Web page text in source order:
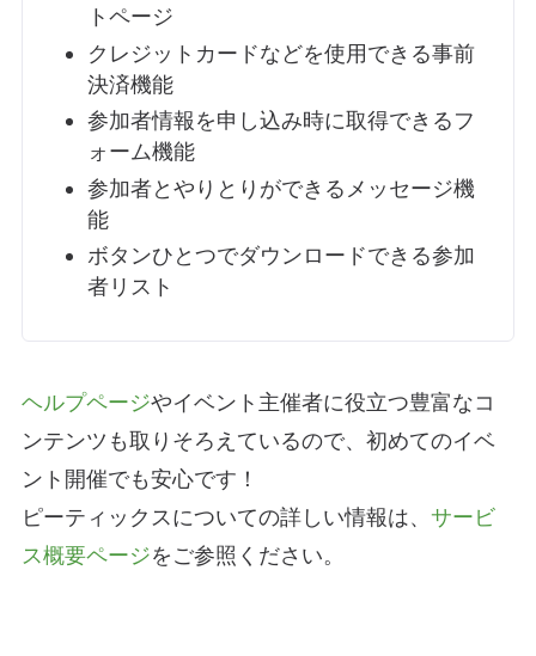
トページ
クレジットカードなどを使用できる事前
決済機能
参加者情報を申し込み時に取得できるフ
ォーム機能
参加者とやりとりができる メッセージ機
能
ボタンひとつでダウンロードできる参加
者リスト
ヘルプページやイベント主催者に役立つ豊富なコ
ンテンツも取りそろえているので、初めてのイベ
ント開催でも安心です！
ピーティックスについての詳しい情報は、 サービ
ス概要ページをご参照ください。